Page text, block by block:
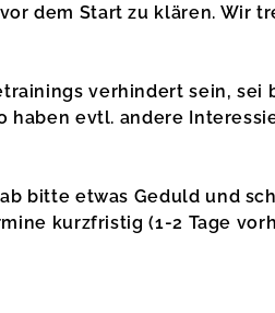
dem Start zu klären. Wir
verhindert sein, sei
haben evtl. andere
bitte etwas Geduld und
kurzfristig (1-2 Tage